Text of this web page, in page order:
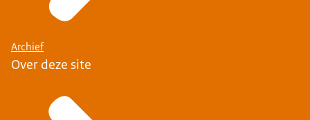
Archief
Over deze site